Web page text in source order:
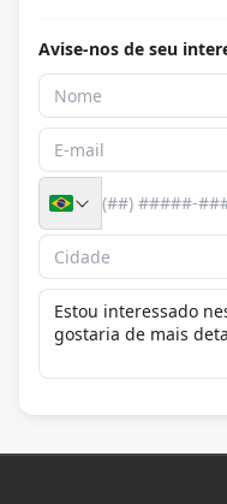
Avise-nos de seu